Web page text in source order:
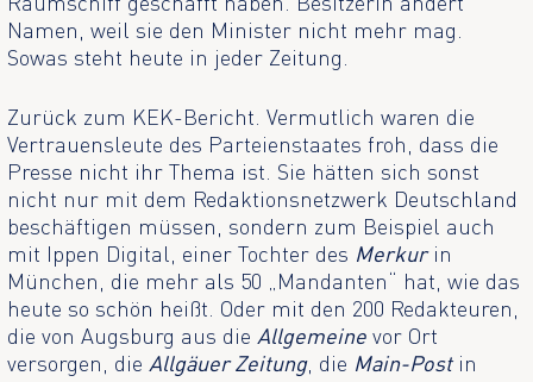
Namen, weil sie den Minister nicht mehr mag.
Sowas steht heute in jeder Zeitung.
Zurück zum KEK-Bericht. Vermutlich waren die
Vertrauensleute des Parteienstaates froh, dass die
Presse nicht ihr Thema ist. Sie hätten sich sonst
nicht nur mit dem Redaktionsnetzwerk Deutschland
beschäftigen müssen, sondern zum Beispiel auch
mit Ippen Digital, einer Tochter des Merkurin
München, die mehr als 50 „Mandanten“ hat, wie das
heute so schön heißt. Oder mit den 200 Redakteuren,
die von Augsburg aus die Allgemeine vor Ort
versorgen, die Allgäuer Zeitung, die Main-Postin